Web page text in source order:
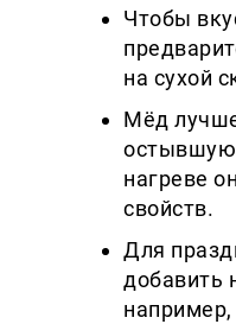
Чтобы
на сухой
Мёд
остывшую
нагреве
свойств.
Для
добавить